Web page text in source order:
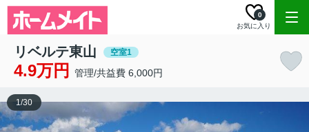
お気に入り
0
リベルテ東山 空室1
4.9万円 管理/共益費 6,000円
1/30